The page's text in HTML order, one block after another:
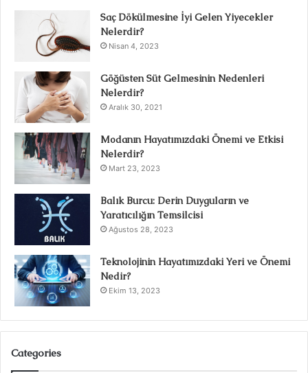
Saç Dökülmesine İyi Gelen Yiyecekler
Nelerdir?
Nisan 4, 2023
Göğüsten Süt Gelmesinin Nedenleri
Nelerdir?
Aralık 30, 2021
Modanın Hayatımızdaki Önemi ve Etkisi
Nelerdir?
Mart 23, 2023
Balık Burcu: Derin Duyguların ve
Yaratıcılığın Temsilcisi
Ağustos 28, 2023
Teknolojinin Hayatımızdaki Yeri ve Önemi
Nedir?
Ekim 13, 2023
Categories